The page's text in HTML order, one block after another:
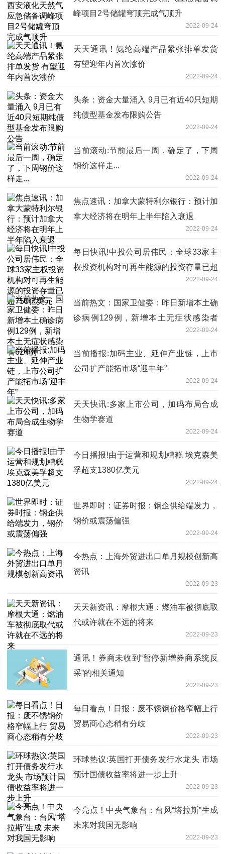
峰项目2号储罐穹顶完成气顶升
2022-09-24
天天通讯！氨纶高端产品紧张排单发货
有望迎年内首次涨价
2022-09-24
头条：资金大量涌入 9月已有近40只短期
纯债型基金发布限购公告
2022-09-24
当前滚动:节前最后一周，确定了，下周
钢价这样走...
2022-09-24
焦点速讯：加拿大蒙特利尔银行：预计加
拿大经济将在明年上半年陷入衰退
2022-09-24
每日快讯!中投公司居伟民：全球33家主
权投资机构对可再生能源的投资存量已超
2022-09-24
当前热文：国家卫健委：昨日新增本土确
诊病例129例，新增本土无症状感染者
2022-09-24
当前播报:加码主业、延伸产业链，上市
公司扩产能拓市场“迎丰年”
2022-09-24
天天快讯:多家上市公司，加码布局合成
生物学赛道
2022-09-24
今日播报!由于运营和规划糟糕 埃克森美
孚超支1380亿美元
2022-09-24
世界即时：证券时报：钢企供给端发力，
钢价或震荡偏强
2022-09-24
今热点：上海外贸进出口单月规模创新高
资讯
2022-09-23
天天新资讯：摩根大通：燃油车被彻底取
代或许就在不远的将来
2022-09-23
通讯！券商未收到“暂停新增券商系统反
采”的相关通知
2022-09-23
每日看点！日报：废不锈钢价格窄幅上行
贸易商心态稍有分歧
2022-09-23
环球热议:英国打开债务发行水龙头 市场
预计国债收益率将进一步上升
2022-09-23
今亮点！中央气象台：台风“塔拉斯”生成
未来对我国无影响
2022-09-23